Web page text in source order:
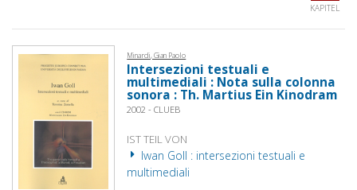
KAPITEL
Minardi, Gian Paolo
Intersezioni testuali e
multimediali : Nota sulla colonna
sonora : Th. Martius Ein Kinodram
2002 - CLUEB
IST TEIL VON
Iwan Goll : intersezioni testuali e
multimediali